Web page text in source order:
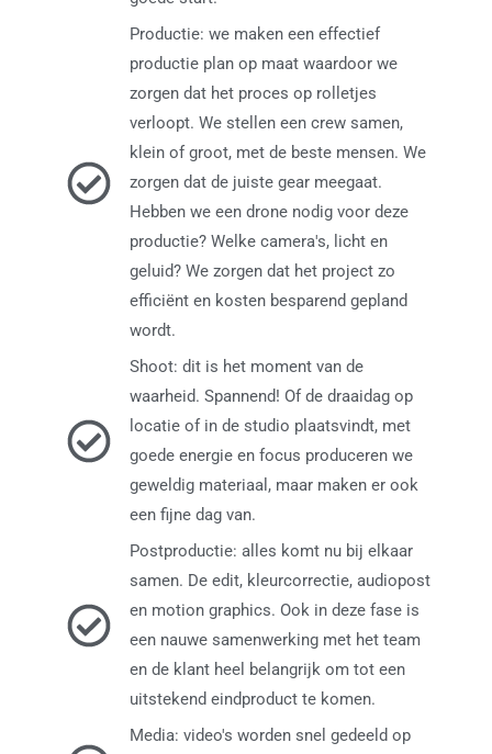
Productie: we maken een effectief
productie plan op maat waardoor we
zorgen dat het proces op rolletjes
verloopt. We stellen een crew samen,
klein of groot, met de beste mensen. We
zorgen dat de juiste gear meegaat.
Hebben we een drone nodig voor deze
productie? Welke camera's, licht en
geluid? We zorgen dat het project zo
efficiënt en kosten besparend gepland
wordt.
Shoot: dit is het moment van de
waarheid. Spannend! Of de draaidag op
locatie of in de studio plaatsvindt, met
goede energie en focus produceren we
geweldig materiaal, maar maken er ook
een fijne dag van.
Postproductie: alles komt nu bij elkaar
samen. De edit, kleurcorrectie, audiopost
en motion graphics. Ook in deze fase is
een nauwe samenwerking met het team
en de klant heel belangrijk om tot een
uitstekend eindproduct te komen.
Media: video's worden snel gedeeld op